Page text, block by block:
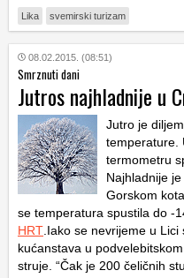
Lika svemirski turizam
08.02.2015. (08:51)
Smrznuti dani
Jutros najhladnije u
Jutro je
temperature.
termometru
Najhladnije
Gorskom
se temperatura spustila do -
HRT.Iako se nevrijeme u
kućanstava u
struje. “Čak je 200 čeličnih